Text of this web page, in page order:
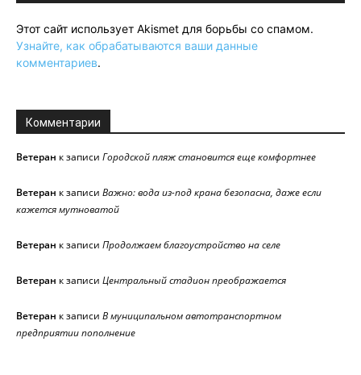
Этот сайт использует Akismet для борьбы со спамом.
Узнайте, как обрабатываются ваши данные
комментариев.
Комментарии
Ветеран к записи Городской пляж становится еще комфортнее
Ветеран к записи Важно: вода из-под крана безопасна, даже если
кажется мутноватой
Ветеран к записи Продолжаем благоустройство на селе
Ветеран к записи Центральный стадион преображается
Ветеран к записи В муниципальном автотранспортном
предприятии пополнение